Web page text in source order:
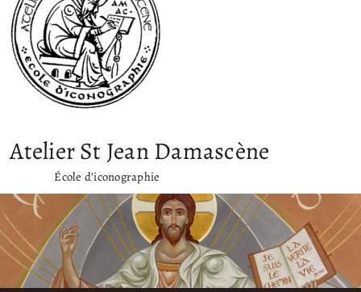
Atelier St Jean Damascène
École d’iconographie